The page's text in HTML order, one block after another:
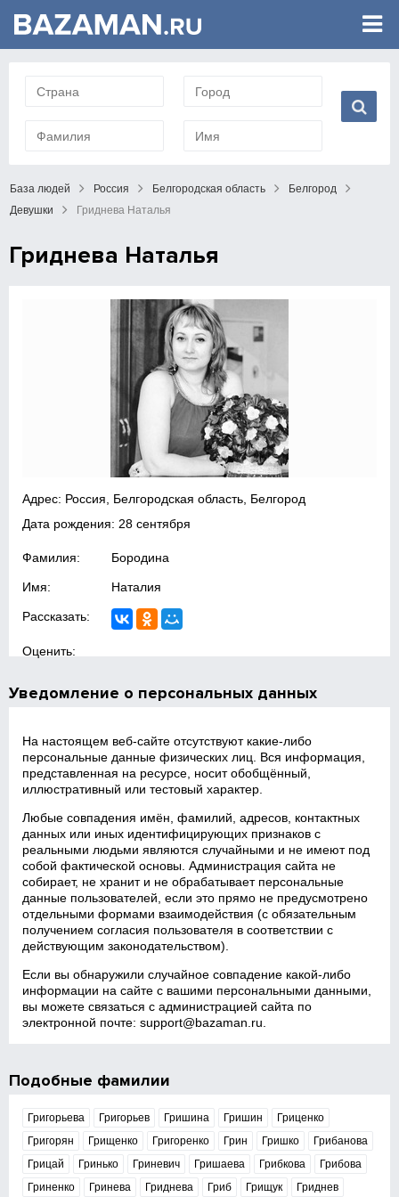
База людей Россия Белгородская область
Белгород
Девушки
Гриднева Наталья
Гриднева Наталья
Адрес: Россия, Белгородская область, Белгород
Дата рождения: 28 сентября
Фамилия: Бородина
Имя: Наталия
Рассказать:
Оценить:
Уведомление о персональных данных
На настоящем веб‑сайте отсутствуют какие‑либо
персональные данные физических лиц. Вся информация,
представленная на ресурсе, носит обобщённый,
иллюстративный или тестовый характер.
Любые совпадения имён, фамилий, адресов, контактных
данных или иных идентифицирующих признаков с
реальными людьми являются случайными и не имеют под
собой фактической основы. Администрация сайта не
собирает, не хранит и не обрабатывает персональные
данные пользователей, если это прямо не предусмотрено
отдельными формами взаимодействия (с обязательным
получением согласия пользователя в соответствии с
действующим законодательством).
Если вы обнаружили случайное совпадение какой‑либо
информации на сайте с вашими персональными данными,
вы можете связаться с администрацией сайта по
электронной почте:support@bazaman.ru
Подобные фамилии
Григорьева Григорьев Гришина Гришин
Гриценко
Григорян
Грищенко Григоренко Грин Гришко
Грибанова
Грицай
Гринько Гриневич Гришаева Грибкова
Грибова
Гриненко
Гринева Гриднева Гриб Грищук Гриднев